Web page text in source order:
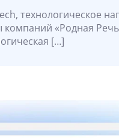
технологическое
компаний «Родная
[…]